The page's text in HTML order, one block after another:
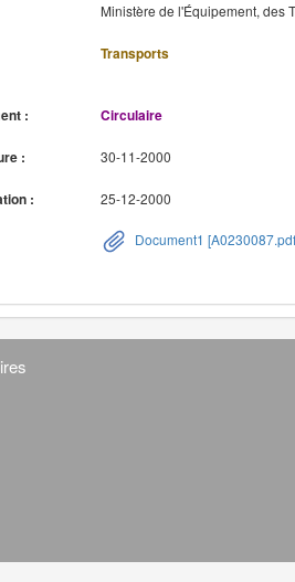
Ministère de l'Équipement, des
Transports
: Circulaire
: 30-11-2000
: 25-12-2000
Document1